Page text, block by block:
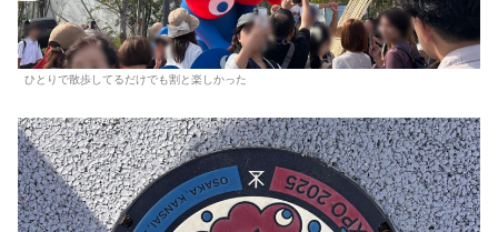
ひとりで散歩してるだけでも割と楽しかった